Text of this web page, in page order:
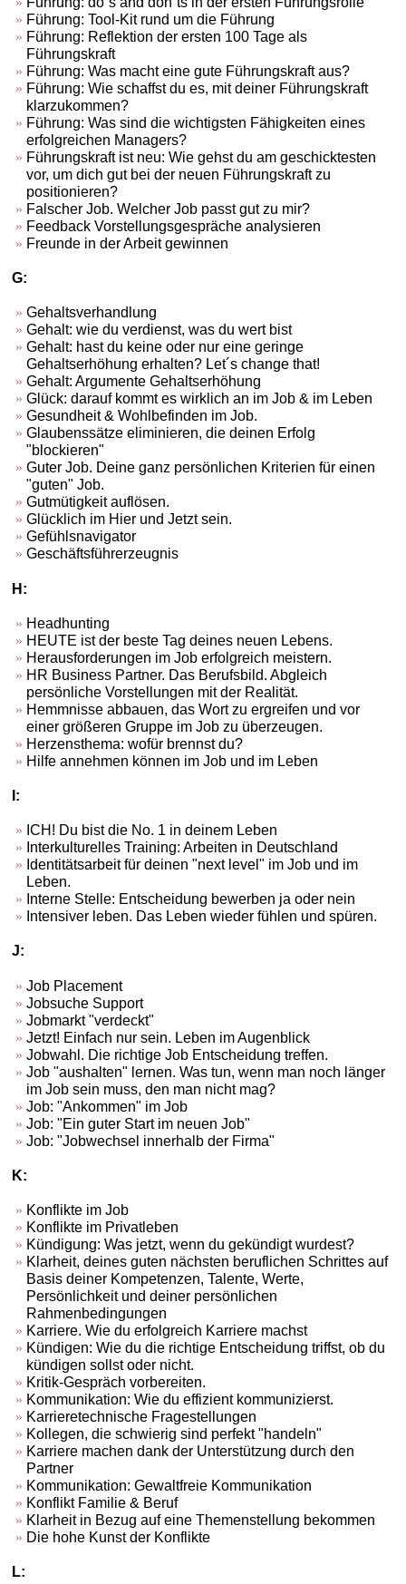
Führung: Tool-Kit rund um die Führung
Führung: Reflektion der ersten 100 Tage als
Führungskraft
Führung: Was macht eine gute Führungskraft aus?
Führung: Wie schaffst du es, mit deiner Führungskraft
klarzukommen?
Führung: Was sind die wichtigsten Fähigkeiten eines
erfolgreichen Managers?
Führungskraft ist neu: Wie gehst du am geschicktesten
vor, um dich gut bei der neuen Führungskraft zu
positionieren?
Falscher Job. Welcher Job passt gut zu mir?
Feedback Vorstellungsgespräche analysieren
Freunde in der Arbeit gewinnen
G:
Gehaltsverhandlung
Gehalt: wie du verdienst, was du wert bist
Gehalt: hast du keine oder nur eine geringe
Gehaltserhöhung erhalten? Let´s change that!
Gehalt: Argumente Gehaltserhöhung
Glück: darauf kommt es wirklich an im Job & im Leben
Gesundheit & Wohlbefinden im Job.
Glaubenssätze eliminieren, die deinen Erfolg
"blockieren"
Guter Job. Deine ganz persönlichen Kriterien für einen
"guten" Job.
Gutmütigkeit auflösen.
Glücklich im Hier und Jetzt sein.
Gefühlsnavigator
Geschäftsführerzeugnis
H:
Headhunting
HEUTE ist der beste Tag deines neuen Lebens.
Herausforderungen im Job erfolgreich meistern.
HR Business Partner. Das Berufsbild. Abgleich
persönliche Vorstellungen mit der Realität.
Hemmnisse abbauen, das Wort zu ergreifen und vor
einer größeren Gruppe im Job zu überzeugen.
Herzensthema: wofür brennst du?
Hilfe annehmen können im Job und im Leben
I:
ICH! Du bist die No. 1 in deinem Leben
Interkulturelles Training: Arbeiten in Deutschland
Identitätsarbeit für deinen "next level" im Job und im
Leben.
Interne Stelle: Entscheidung bewerben ja oder nein
Intensiver leben. Das Leben wieder fühlen und spüren.
J:
Job Placement
Jobsuche Support
Jobmarkt "verdeckt"
Jetzt! Einfach nur sein. Leben im Augenblick
Jobwahl. Die richtige Job Entscheidung treffen.
Job "aushalten" lernen. Was tun, wenn man noch länger
im Job sein muss, den man nicht mag?
Job: "Ankommen" im Job
Job: "Ein guter Start im neuen Job"
Job: "Jobwechsel innerhalb der Firma"
K:
Konflikte im Job
Konflikte im Privatleben
Kündigung: Was jetzt, wenn du gekündigt wurdest?
Klarheit, deines guten nächsten beruflichen Schrittes auf
Basis deiner Kompetenzen, Talente, Werte,
Persönlichkeit und deiner persönlichen
Rahmenbedingungen
Karriere. Wie du erfolgreich Karriere machst
Kündigen: Wie du die richtige Entscheidung triffst, ob du
kündigen sollst oder nicht.
Kritik-Gespräch vorbereiten.
Kommunikation: Wie du effizient kommunizierst.
Karrieretechnische Fragestellungen
Kollegen, die schwierig sind perfekt "handeln"
Karriere machen dank der Unterstützung durch den
Partner
Kommunikation: Gewaltfreie Kommunikation
Konflikt Familie & Beruf
Klarheit in Bezug auf eine Themenstellung bekommen
Die hohe Kunst der Konflikte
L: